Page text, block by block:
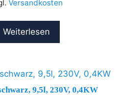
Versandkosten
Weiterlesen
9,5l, 230V, 0,4KW